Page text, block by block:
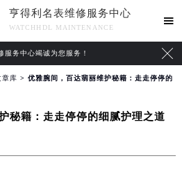
亨得利名表维修服务中心
WATCHHDL MAINTENANCE

服务中心竭诚为您服务！ 
章库 > 优雅腕间，百达翡丽维护秘籍：走走停停的
秘籍：走走停停的细腻护理之道